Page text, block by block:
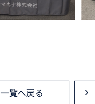
<
一覧へ戻る